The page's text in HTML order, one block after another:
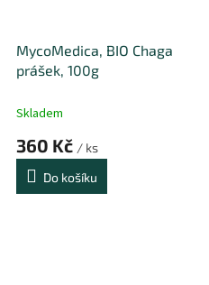
MycoMedica, BIO Chaga
prášek, 100g
Skladem
360 Kč / ks
Do košíku